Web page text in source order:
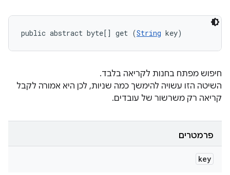
public abstract byte[] get (String key)
חיפוש מפתח בחנות לקריאה בלבד.
השיטה הזו עשויה להימשך כמה שניות, לכן היא אמורה לקבל
קריאה רק משרשור של עובדים.
פרמטרים
key